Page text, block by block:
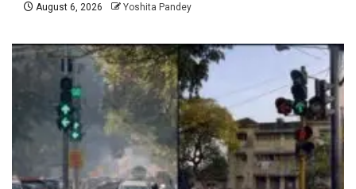
August 6, 2026 Yoshita Pandey